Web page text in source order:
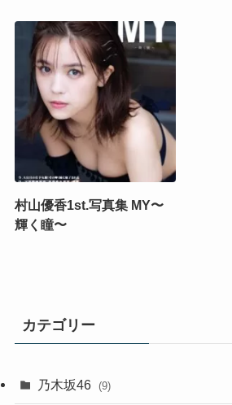
村山優香1st.写真集 MY〜
輝く瞳〜
カテゴリー
乃木坂46 (9)